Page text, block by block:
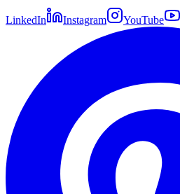
LinkedIn Instagram YouTube